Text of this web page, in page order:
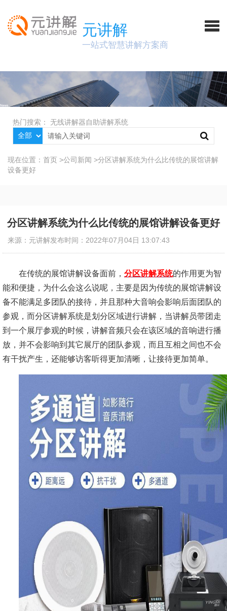
元讲解
一站式智慧讲解方案商
热门搜索： 无线讲解器自助讲解系统
现在位置： 首页 >公司新闻 >分区讲解系统为什么比传统的展馆讲解
设备更好
分区讲解系统为什么比传统的展馆讲解设备更好
来源：元讲解发布时间：2022年07月04日 13:07:43
在传统的展馆讲解设备面前， 分区讲解系统的作用更为智
能和便捷，为什么会这么说呢，主要是因为传统的展馆讲解设
备不能满足多团队的接待，并且那种大音响会影响后面团队的
参观，而分区讲解系统是划分区域进行讲解，当讲解员带团走
到一个展厅参观的时候，讲解音频只会在该区域的音响进行播
放，并不会影响到其它展厅的团队参观，而且互相之间也不会
有干扰产生，还能够访客听得更加清晰，让接待更加简单。